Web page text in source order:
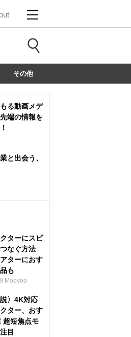
その他
る動画メデ
端の情報を
と出会う、
ターにスピ
なぐ方法
ターにおす
も
2025/12/29 Moovoo
説〉4K対応
ター、おす
超短焦点モ
目